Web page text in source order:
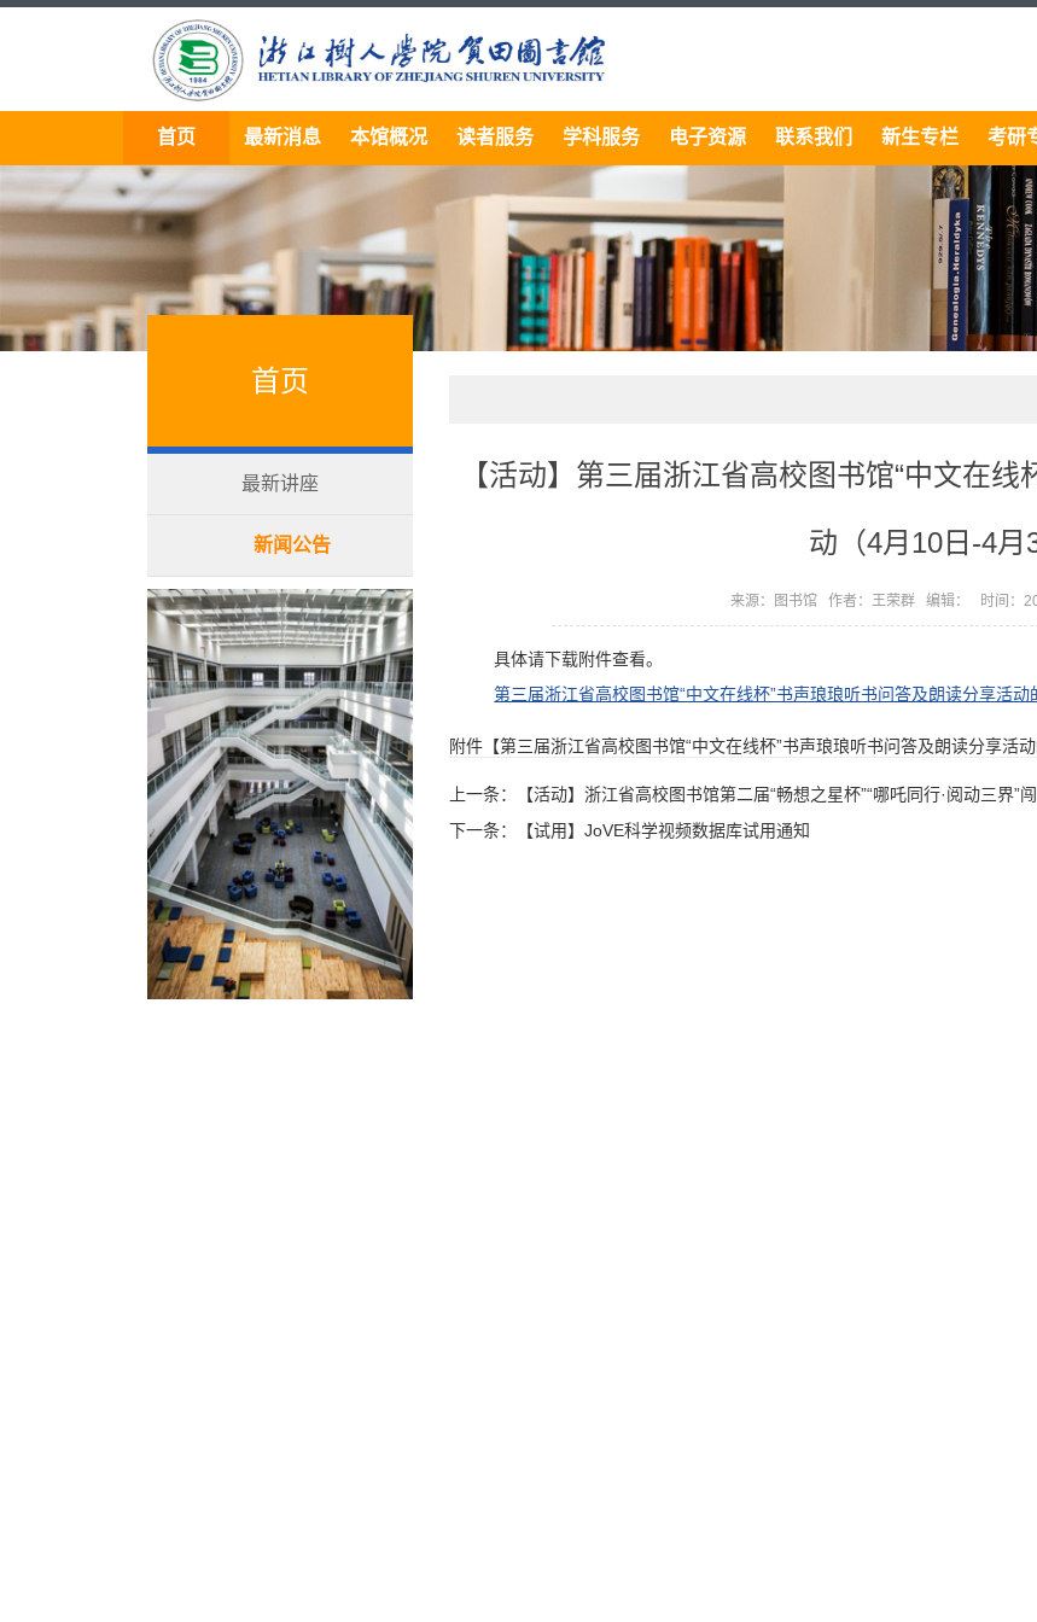
首页 最新消息 本馆概况 读者服务 学科服务 电子资源 联系我们 新生专栏 考研
首页
最新讲座
新闻公告
【活动】第三届浙江省高校图书馆“中文在
动（4月10日-4月
来源：图书馆 作者：王荣群 编辑： 时间：
具体请下载附件查看。
第三届浙江省高校图书馆“中文在线杯”书声琅琅听书问答及朗读分享活动
附件【第三届浙江省高校图书馆“中文在线杯”书声琅琅听书问答及朗读分享活
上一条：
【活动】浙江省高校图书馆第二届“畅想之星杯”“哪吒同行·阅动三界”
下一条：
【试用】JoVE科学视频数据库试用通知